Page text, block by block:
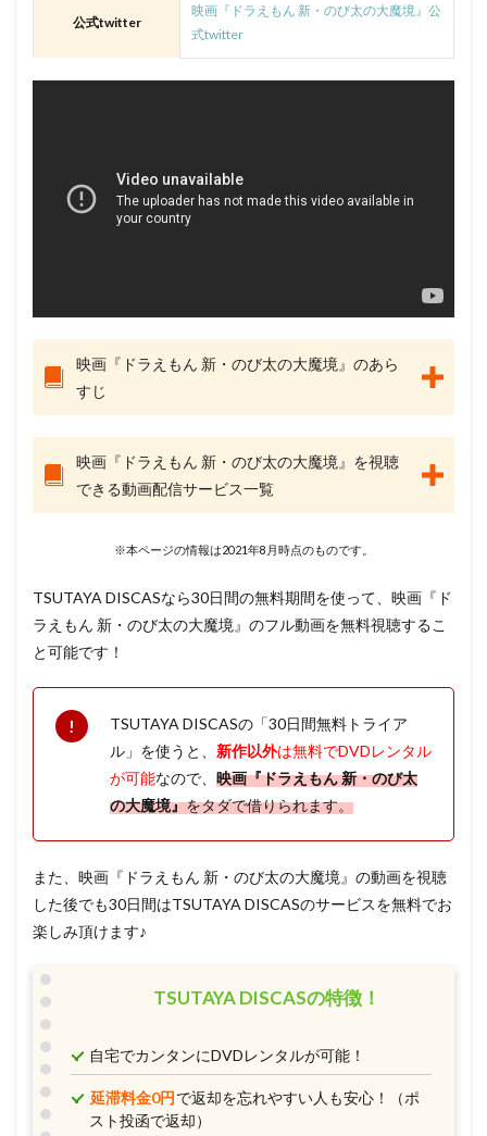
公式twitter
映画『ドラえもん 新・のび太の大魔境』公
式twitter
映画『ドラえもん 新・のび太の大魔境』のあら
すじ
映画『ドラえもん 新・のび太の大魔境』を視聴
できる動画配信サービス一覧
※本ページの情報は2021年8月時点のものです。
TSUTAYA DISCASなら30日間の無料期間を使って、映画『ド
ラえもん 新・のび太の大魔境』のフル動画を無料視聴するこ
と可能です！
TSUTAYA DISCASの「30日間無料トライア
ル」を使うと、 新作以外は無料でDVDレンタル
が可能なので、 映画『ドラえもん 新・のび太
の大魔境』をタダで借りられます。
また、映画『ドラえもん 新・のび太の大魔境』の動画を視聴
した後でも30日間はTSUTAYA DISCASのサービスを無料でお
楽しみ頂けます♪
TSUTAYA DISCASの特徴！
自宅でカンタンにDVDレンタルが可能！
延滞料金0円で返却を忘れやすい人も安心！（ポ
スト投函で返却）